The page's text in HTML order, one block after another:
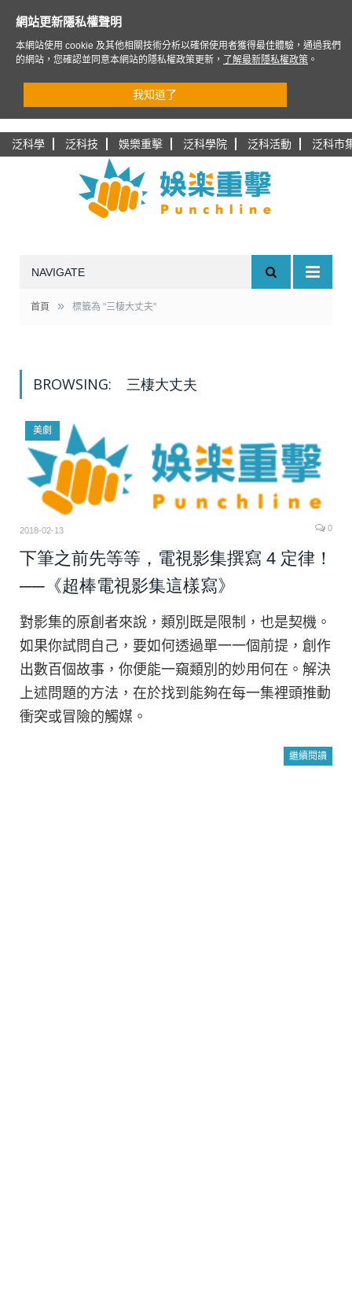
泛科學 泛科技 娛樂重擊 泛科學院 泛科活動 泛科市
NAVIGATE
首頁 » 標籤為 "三棲大丈夫"
BROWSING: 三棲大丈夫
美劇
2018-02-13 0
下筆之前先等等，電視影集撰寫 4 定律！
──《超棒電視影集這樣寫》
對影集的原創者來說，類別既是限制，也是契機。
如果你試問自己，要如何透過單一一個前提，創作
出數百個故事，你便能一窺類別的妙用何在。解決
上述問題的方法，在於找到能夠在每一集裡頭推動
衝突或冒險的觸媒。
繼續閱讀
網站更新隱私權聲明
本網站使用 cookie 及其他相關技術分析以確保使用者獲得最佳體驗，通過我們
的網站，您確認並同意本網站的隱私權政策更新，
了解最新隱私權政策 。
我知道了